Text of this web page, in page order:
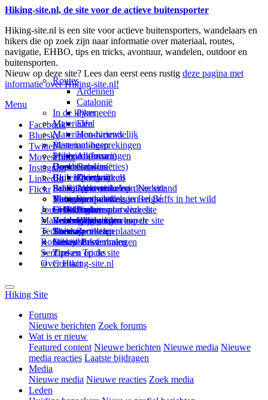
Hiking-site.nl, de site voor de actieve buitensporter
Hiking-site.nl is een site voor actieve buitensporters, wandelaars en
hikers die op zoek zijn naar informatie over materiaal, routes,
navigatie, EHBO, tips en tricks, avontuur, wandelen, outdoor en
buitensporten.
Nieuw op deze site? Lees dan eerst eens rustig deze pagina met
informatie over Hiking-site.nl!
Menu
Facebook
Bluesky
Twitter
Movescount
Instagram
LinkedIn
Flickr
Jouw Hiking-site.nl
Prikbord (forum)
Goodies (winacties)
Club Hiking-site.nl
Schrijfblok-artikelen
Virtuele exposities
Fotoalbums
Materialen: kiezen en kopen
In de kijker
Materialen
Materialen-nieuws
Materiaal-besprekingen
Materiaal-ervaringen
Boekrecensies
Buitensportwinkels
Buitensportwinkels in Nederland
Buitensportwinkels in Belgié
Online buitensportwinkels
Reisboekhandels
Technieken
Navigatie
EHBO
Verzorging
Thema-artikelen
Routes en Bestemmingen
Routes
Ardennen
Catalonië
Pyreneeën
Eifel
Hondvriendelijk
Bestemmingen
Andorra
Catalonië
Zweden
Paalkamperen
Thema-artikelen
Andorra
Catalonië
Zweden
Schrijfblokverhalen
Service
Buitensportvacatures
Buitensportstageplaatsen
Links
Tips en Tricks
Over Hiking-site.nl
Deze site
Over mij
Adverteren op deze site
Summit-vlaggen en Buffs in het wild
Linken naar deze site
Wijzigingen aan de site
Sitemap
Nieuwsbrief
Zoeken op de site
Contact
Hiking Site
Forums
Nieuwe berichten Zoek forums
Wat is er nieuw
Featured content Nieuwe berichten Nieuwe media Nieuwe
media reacties Laatste bijdragen
Media
Nieuwe media Nieuwe reacties Zoek media
Leden